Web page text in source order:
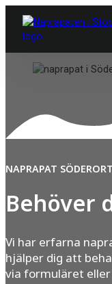
NAPRAPAT SÖDERORT
Behöver
Vi har erfarna
hjälper dig att
via formuläret